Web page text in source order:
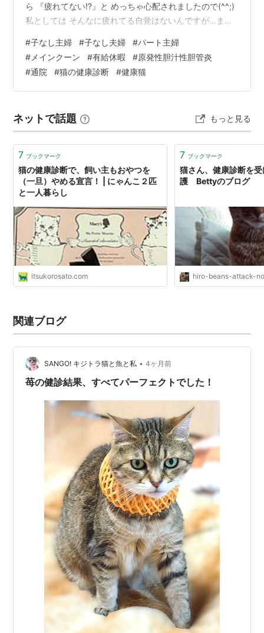
ら 『疲れてない!?』と めっちゃ心配されましたので(^^;)
私としては そんなに疲れてる自覚はないんですが…ま
なりそうなので ありがたく有給使わせて頂きます (*- -)
(*_ _)ﾍﾟｺ というわけで 今日から私、3連休です♪しかもジ
ンさんが 日曜出勤なので 金土日の3日間おひとり休みで
すジンさんにも 有給取ってもらおうか!? って、ちょっと
#子なし主婦 #子なし夫婦 #パート主婦
# メインクーン #有給休暇 #原発性胆汁性胆管炎
#通院 #猫の健康診断 #健康猫
ネットで話題 もっと見る
7 ブックマーク
猫の健康診断で、飼い主もおやつを
（一旦）やめる宣言！ | にゃんこ２匹
と一人暮らし
itsukorosato.com
7 ブックマーク
猫さん、健康診断を
護 Bettyのブログ
hiro-beans-attack-
関連ブログ
SANGO! キジトラ猫と魚と私 • 4ヶ月前
苺の健診結果、すべてパーフェクトでした！